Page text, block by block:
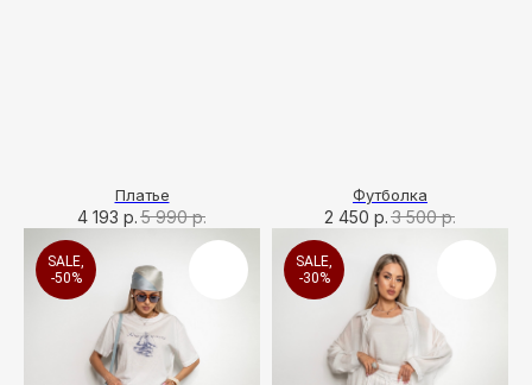
Платье
4 193 р. 5 990 р.
Футболка
2 450 р. 3 500 р.
SALE,
-50%
SALE,
-30%